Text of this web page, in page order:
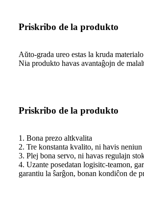
Priskribo de la produkto
Aŭto-grada ureo estas la kruda
Nia produkto havas avantaĝojn de
Priskribo de la produkto
1. Bona prezo altkvalita
2. Tre konstanta kvalito, ni havis
3. Plej bona servo, ni havas regulajn
4. Uzante posedatan logisitc-teamon,
garantiu la ŝarĝon, bonan kondiĉon de